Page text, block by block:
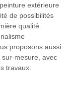
extérieure
de possibilités
qualité.
proposons aussi
mesure, avec
travaux.